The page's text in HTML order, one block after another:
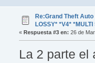
Re:Grand Theft
LOSSY* *V4*
« Respuesta #3 en: 26 de
La 2 parte el